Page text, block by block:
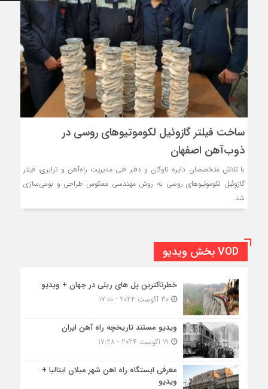
ساخت فیلتر گازوئیل لکوموتیوهای روسی در
ذوب‌آهن اصفهان
با تلاش متخصصان دایره ناوگان و دفتر فنی مدیریت راه‌آهن و ترابری، فیلتر
گازوئیل لکوموتیوهای روسی به روش مهندسی معکوس طراحی و بومی‌سازی
شد.
VOD بخش ویدیو
خطرناکترین پل های ریلی در جهان + ویدیو
30 آگوست 2024 - 17:00
ویدیو مستند تاریخچه راه آهن ایران
معرفی ایستگاه راه اهن شهر میلان ایتالیا +
ویدیو